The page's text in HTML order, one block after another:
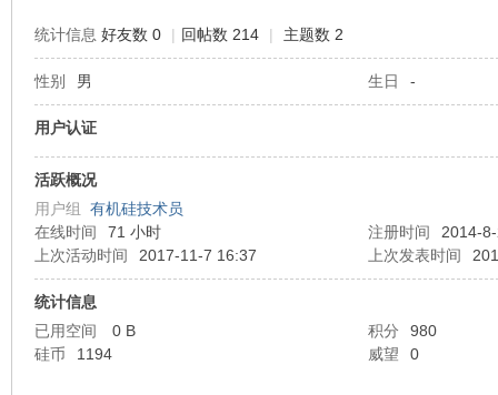
统计信息 好友数 0 | 回帖数 214 | 主题数 2
性别 男 生日 -
用户认证
活跃概况
用户组 有机硅技术员
在线时间
71 小时 注册时间
2014-
上次活动时间
2017-11-7 16:37 上次发表时间
统计信息
已用空间
0 B 积分
980
硅币
1194 威望 0